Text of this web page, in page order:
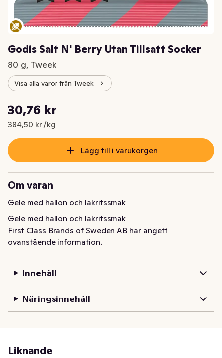
Godis Salt N' Berry Utan Tillsatt Socker
80 g, Tweek
Visa alla varor från Tweek
Nuvarande pris är: 30,76 kr
30,76 kr
384,50 kr /kg
Styckpris: 384,50 kr /kg
Lägg till i varukorgen
Om varan
Gele med hallon och lakritssmak
Gele med hallon och lakritssmak
First Class Brands of Sweden AB har angett
ovanstående information.
Innehåll
Näringsinnehåll
Liknande